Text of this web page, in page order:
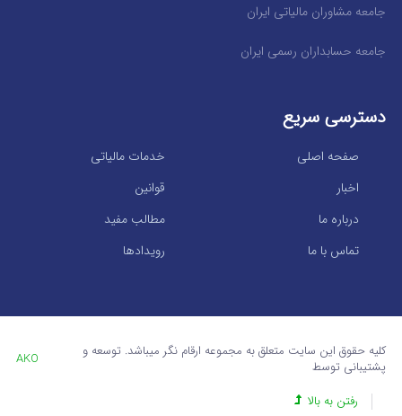
جامعه مشاوران مالیاتی ایران
جامعه حسابداران رسمی ایران
دسترسی سریع
خدمات مالیاتی
صفحه اصلی
قوانین
اخبار
مطالب مفید
درباره ما
رویدادها
تماس با ما
کلیه حقوق این سایت متعلق به مجموعه ارقام نگر میباشد. توسعه و
پشتیبانی توسط
AKO
رفتن به بالا